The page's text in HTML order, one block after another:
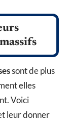
sont de plus
elles
Voici
leur donner